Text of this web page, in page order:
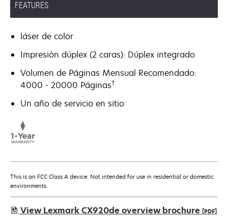
FEATURES
láser de color
Impresión dúplex (2 caras): Dúplex integrado
Volumen de Páginas Mensual Recomendado:
4000 - 20000 Páginas†
Un año de servicio en sitio
This is an FCC Class A device. Not intended for use in residential or domestic
environments.
View Lexmark CX920de overview brochure [PDF]